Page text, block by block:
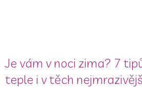
Je vám v noci zima? 7
teple i v těch